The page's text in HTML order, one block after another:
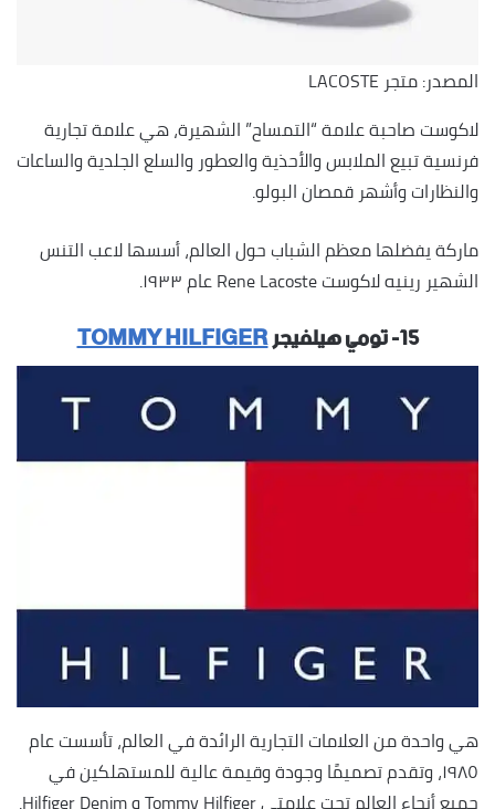
المصدر: متجر LACOSTE
لاكوست صاحبة علامة “التمساح” الشهيرة، هي علامة تجارية
فرنسية تبيع الملابس والأحذية والعطور والسلع الجلدية والساعات
والنظارات وأشهر قمصان البولو.
ماركة يفضلها معظم الشباب حول العالم، أسسها لاعب التنس
الشهير رينيه لاكوست Rene Lacoste عام ١٩٣٣.
١٥- تومي هيلفيجر TOMMY HILFIGER
هي واحدة من العلامات التجارية الرائدة في العالم، تأسست عام
١٩٨٥، وتقدم تصميمًا وجودة وقيمة عالية للمستهلكين في